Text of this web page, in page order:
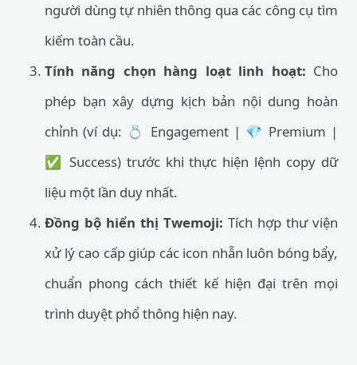
người dùng tự nhiên thông qua các công cụ tìm
kiếm toàn cầu.
Tính năng chọn hàng loạt linh hoạt: Cho
phép bạn xây dựng kịch bản nội dung hoàn
chỉnh (ví dụ: 💍 Engagement | 💎 Premium |
✅ Success) trước khi thực hiện lệnh copy dữ
liệu một lần duy nhất.
Đồng bộ hiển thị Twemoji: Tích hợp thư viện
xử lý cao cấp giúp các icon nhẫn luôn bóng bẩy,
chuẩn phong cách thiết kế hiện đại trên mọi
trình duyệt phổ thông hiện nay.